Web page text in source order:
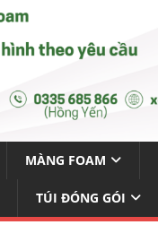
MÀNG FOAM
TÚI ĐÓNG GÓI